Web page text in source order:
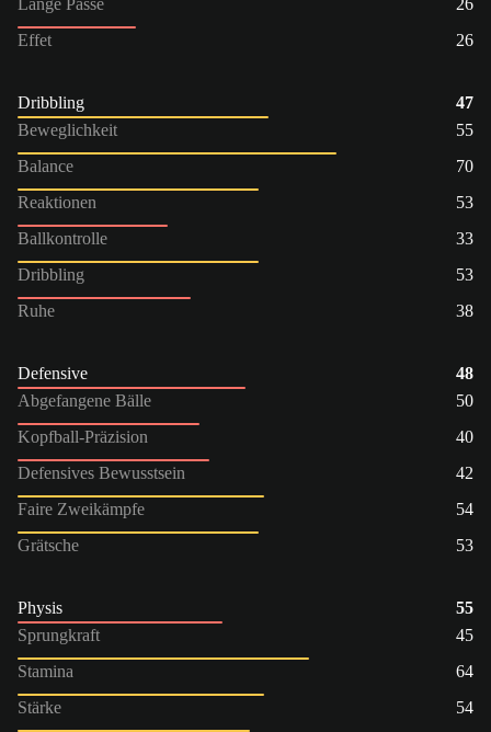
Effet
26
Dribbling
47
Beweglichkeit
55
Balance
70
Reaktionen
53
Ballkontrolle
33
Dribbling
53
Ruhe
38
Defensive
48
Abgefangene Bälle
50
Kopfball-Präzision
40
Defensives Bewusstsein
42
Faire Zweikämpfe
54
Grätsche
53
Physis
55
Sprungkraft
45
Stamina
64
Stärke
54